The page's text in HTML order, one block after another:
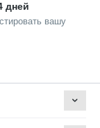
дней
вашу